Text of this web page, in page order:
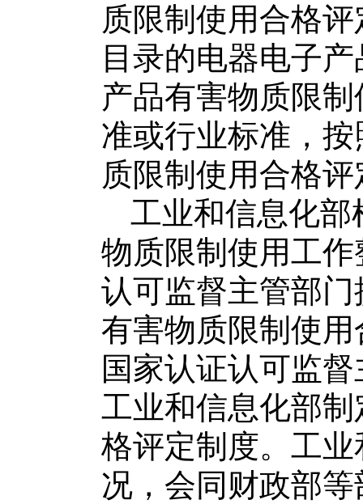
质限制使用合格
目录的电器电子产
产品有害物质限
准或行业标准，按
质限制使用合格
工业和信息化部
物质限制使用工
认可监督主管部
有害物质限制使
国家认证认可监
工业和信息化部
格评定制度。工
况，会同财政部